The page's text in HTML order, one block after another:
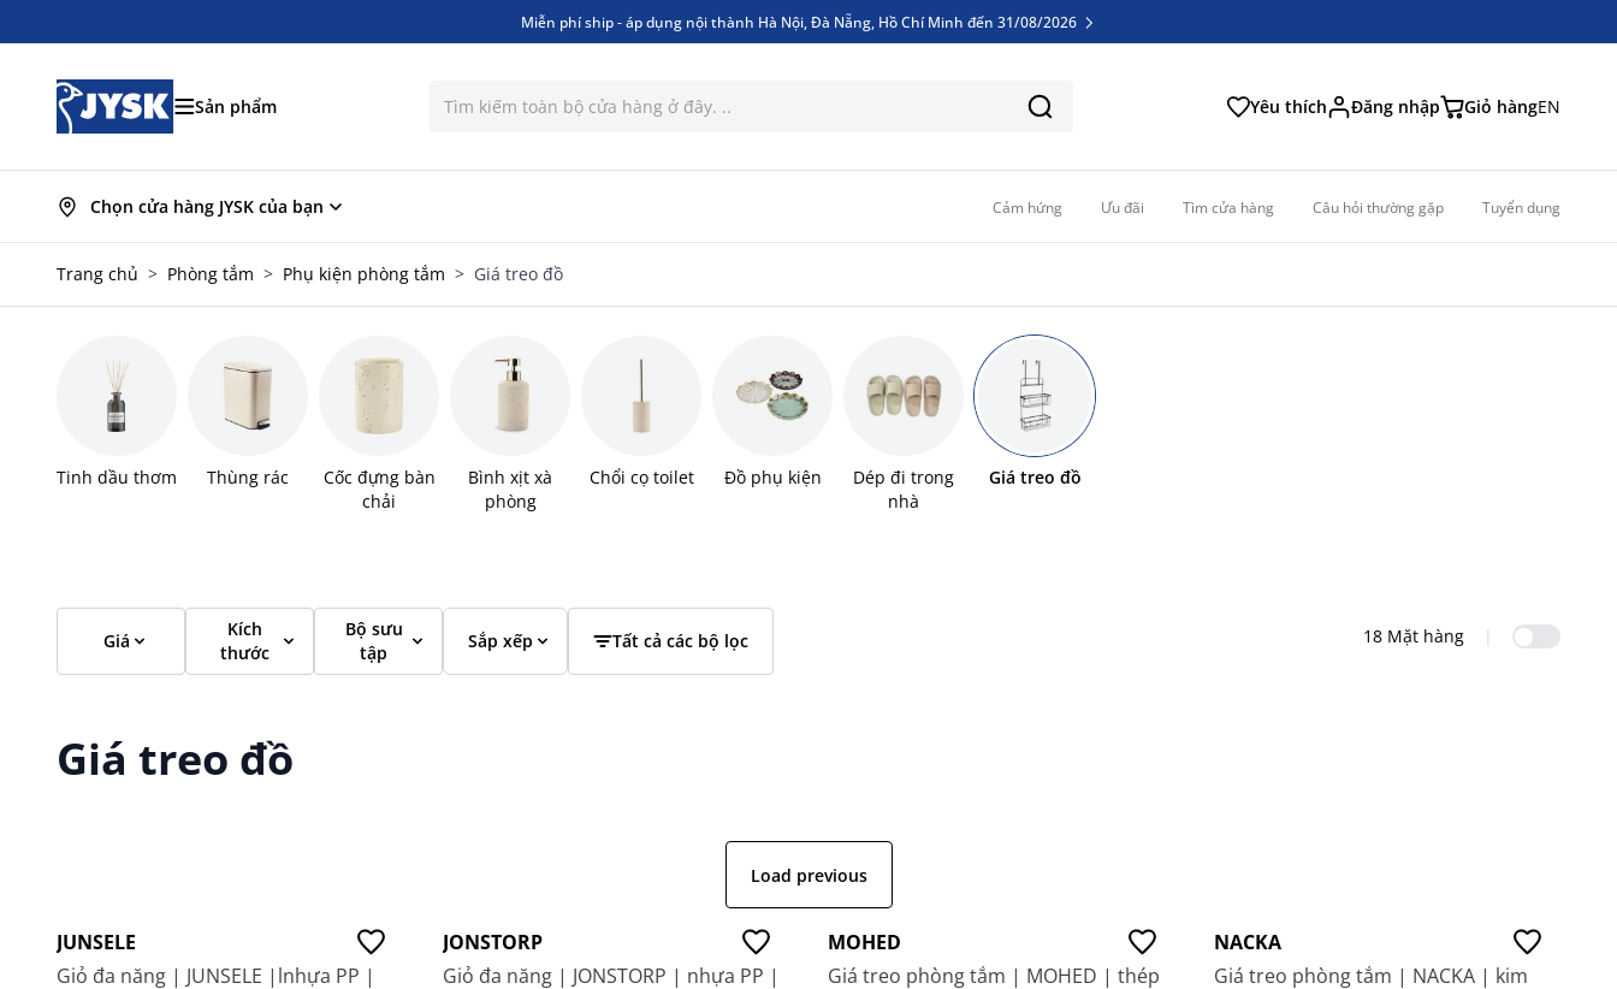
Miễn phí ship - áp dụng nội thành Hà Nội, Đà Nẵng, Hồ Chí Minh đến 31/08/2026
Sản phẩm Yêu thích Đăng nhập Giỏ hàngEN
Chọn cửa hàng JYSK của bạn Cảm hứng Ưu đãi Tìm cửa hàng Câu hỏi thường gặp Tuyển dụng
Trang chủ > Phòng tắm > Phụ kiện phòng tắm > Giá treo đồ
Tinh dầu thơm Thùng rác
Cốc đựng bàn
chải
Bình xịt xà
phòng
Chổi cọ toilet Đồ phụ kiện
Dép đi trong
nhà
Giá treo đồ
Giá
Kích
thước
Bộ sưu
tập
Tất cả các bộ lọc
Sắp xếp 18 Mặt hàng | Sản
Giá treo đồ
Load previous
JUNSELE
Giỏ đa năng | JUNSELE |lnhựa PP |
JONSTORP
Giỏ đa năng | JONSTORP | nhựa PP |
MOHED
Giá treo phòng tắm | MOHED | thép
NACKA
Giá treo phòng tắm | NACKA | kim